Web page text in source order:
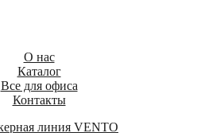
О нас
Каталог
Все для офиса
Контакты